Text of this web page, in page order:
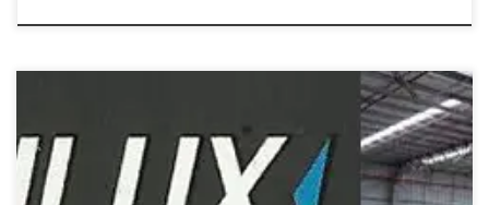
Fabrilux fabricante de Placas em Aço Inox – Cidade Ocidental / GO
Construção de Galpões e Estruturas Metálicas – Valparaíso de